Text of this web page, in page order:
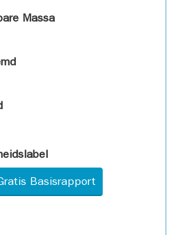
Massa
Basisrapport